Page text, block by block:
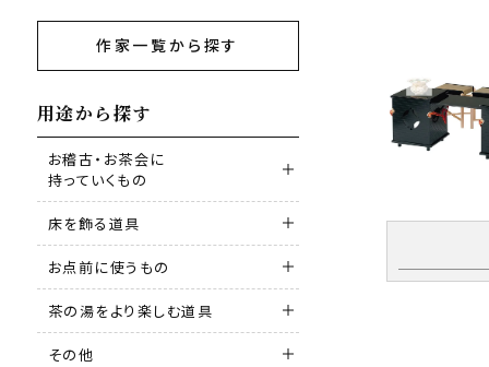
作家一覧から探す
用途から探す
お稽古・お茶会に
持っていくもの
床を飾る道具
お点前に使うもの
茶の湯をより楽しむ道具
その他